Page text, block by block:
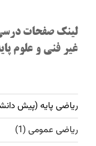
لینک صفحات
غیر فنی و علوم
ریاضی پایه (پیش
ریاضی عمومی (1)